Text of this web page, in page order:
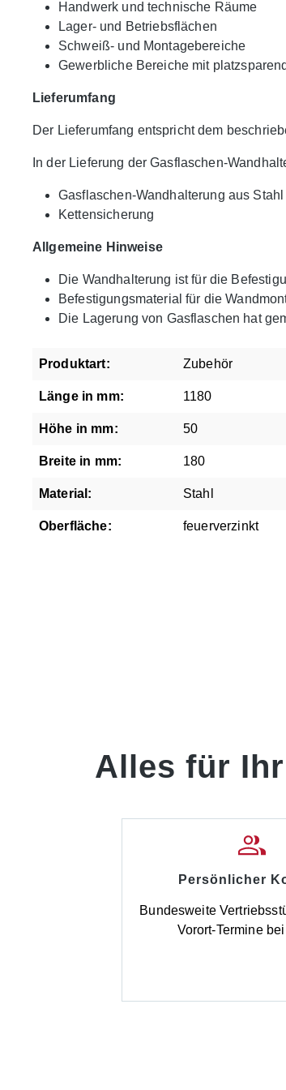
Handwerk und technische Räume
Lager- und Betriebsflächen
Schweiß- und Montagebereiche
Gewerbliche Bereiche mit
Lieferumfang
Der Lieferumfang entspricht dem
In der Lieferung der Gasflaschen-
Gasflaschen-Wandhalterung aus Stahl
Kettensicherung
Allgemeine Hinweise
Die Wandhalterung ist für die
Befestigungsmaterial für die
Die Lagerung von Gasflaschen hat
Produktart: Zubehör
Länge in mm: 1180
Höhe in mm: 50
Breite in mm: 180
Material: Stahl
Oberfläche: feuerverzinkt
Alles für
Persönlicher
Bundesweite
Vorort-Termine